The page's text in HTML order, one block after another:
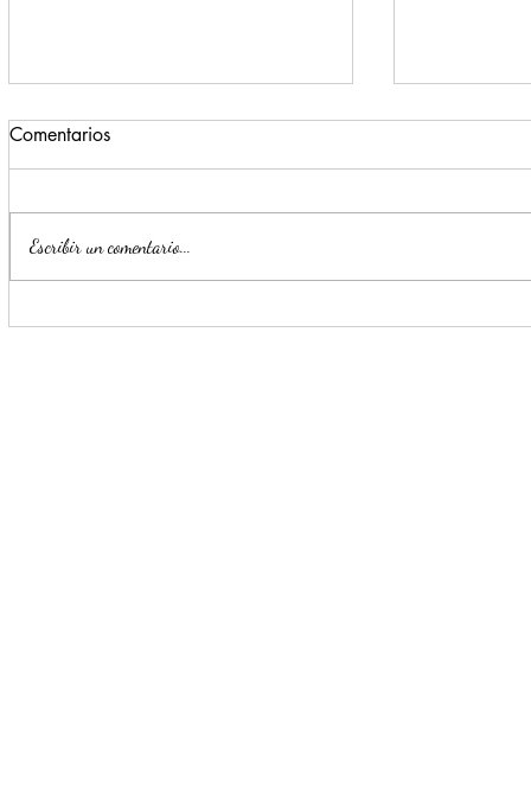
Estrategia Escudo permite
Llama
Comentarios
Escribir un comentario...